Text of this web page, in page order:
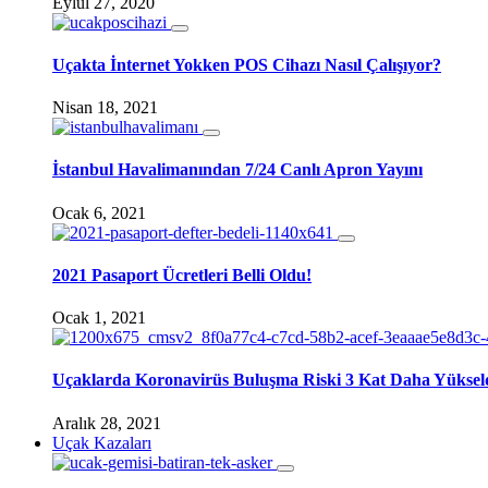
Uçakta İnternet Yokken POS Cihazı Nasıl Çalışıyor?
Nisan 18, 2021
İstanbul Havalimanından 7/24 Canlı Apron Yayını
Ocak 6, 2021
2021 Pasaport Ücretleri Belli Oldu!
Ocak 1, 2021
Uçaklarda Koronavirüs Buluşma Riski 3 Kat Daha
Aralık 28, 2021
Uçak Kazaları